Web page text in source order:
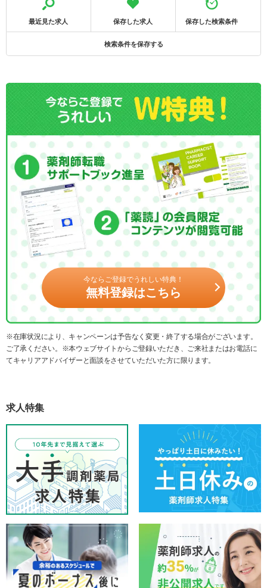
最近見た求人 保存した求人 保存した検索条件
検索条件を保存する
今ならご登録でうれしい特典！
無料登録はこちら
※在庫状況により、キャンペーンは予告なく変更・終了する場合がございます。
ご了承ください。※本ウェブサイトからご登録いただき、ご来社またはお電話に
てキャリアアドバイザーと面談をさせていただいた方に限ります。
求人特集